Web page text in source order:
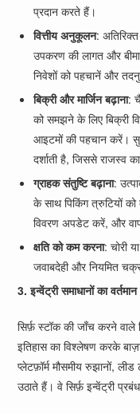
प्रदान करते हैं।
वित्तीय अनुकूलन:
उपकरण की लागत और
निवेशों को पहचानें और
बिक्री और मार्जिन बढ़ाना:
को समझने के लिए बिक्री
आइटमों की पहचान करें।
दर्शाती है, जिससे राजस्व
ग्राहक संतुष्टि बढ़ाना:
के साथ पिकिंग त्रुटियों को
विवरण अपडेट करें, और
क्षति को कम करना: चोरी
जवाबदेही और नियमित
3. इन्वेंट्री समाधानों का
सिर्फ़ स्टॉक की जाँच करने
इतिहास का विश्लेषण करके
प्लेटफ़ॉर्म मौसमीय रुझानों,
उठाते हैं। वे सिर्फ़ इन्वेंट्री